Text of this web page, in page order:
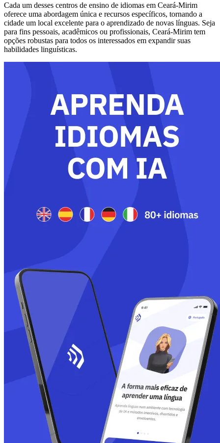
Cada um desses centros de ensino de idiomas em Ceará-Mirim
oferece uma abordagem única e recursos específicos, tornando a
cidade um local excelente para o aprendizado de novas línguas. Seja
para fins pessoais, acadêmicos ou profissionais, Ceará-Mirim tem
opções robustas para todos os interessados em expandir suas
habilidades linguísticas.